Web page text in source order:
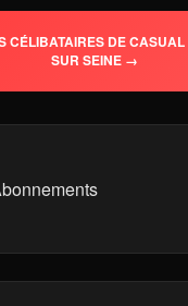
CÉLIBATAIRES DE
SUR SEINE →